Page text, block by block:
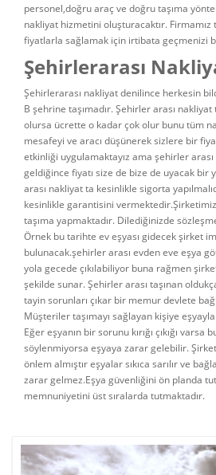
personel,doğru araç ve doğru taşıma
nakliyat hizmetini oluşturacaktır. Firmamız
fiyatlarla sağlamak için irtibata geçmenizi
Şehirlerarası
Şehirlerarası nakliyat denilince herkesin
B şehrine taşımadır. Şehirler arası
olursa ücrette o kadar çok olur bunu tüm
mesafeyi ve aracı düşünerek sizlere bir
etkinliği uygulamaktayız ama şehirler
geldiğince fiyatı size de bize de uyacak bir
arası nakliyat ta kesinlikle sigorta
kesinlikle garantisini
taşıma yapmaktadır. Dilediğinizde
Örnek bu tarihte ev eşyası gidecek şirket
bulunacak.şehirler arası evden eve eşya
yola gecede çıkılabiliyor buna rağmen
şekilde sunar. Şehirler arası taşınan
tayin sorunları çıkar bir memur devlete
Müşteriler taşımayı sağlayan kişiye
Eğer eşyanın bir sorunu kırığı çıkığı varsa
söylenmiyorsa eşyaya zarar gelebilir.
önlem almıştır eşyalar sıkıca sarılır ve
zarar gelmez.Eşya güvenliğini ön planda
memnuniyetini üst sıralarda tutmaktadır.